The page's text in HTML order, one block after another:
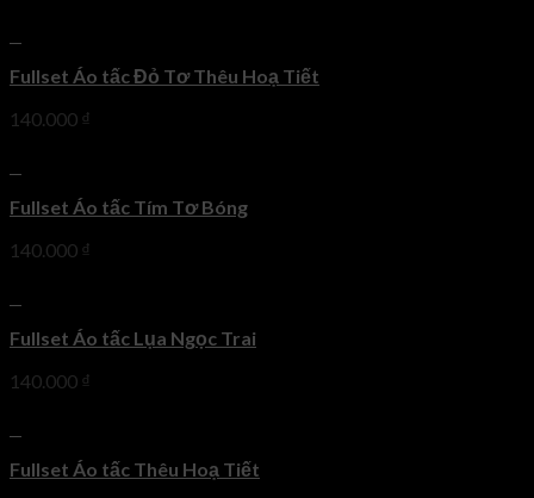
Fullset Áo tấc Đỏ Tơ Thêu Hoạ Tiết
140.000 ₫
Fullset Áo tấc Tím Tơ Bóng
140.000 ₫
Fullset Áo tấc Lụa Ngọc Trai
140.000 ₫
Fullset Áo tấc Thêu Hoạ Tiết